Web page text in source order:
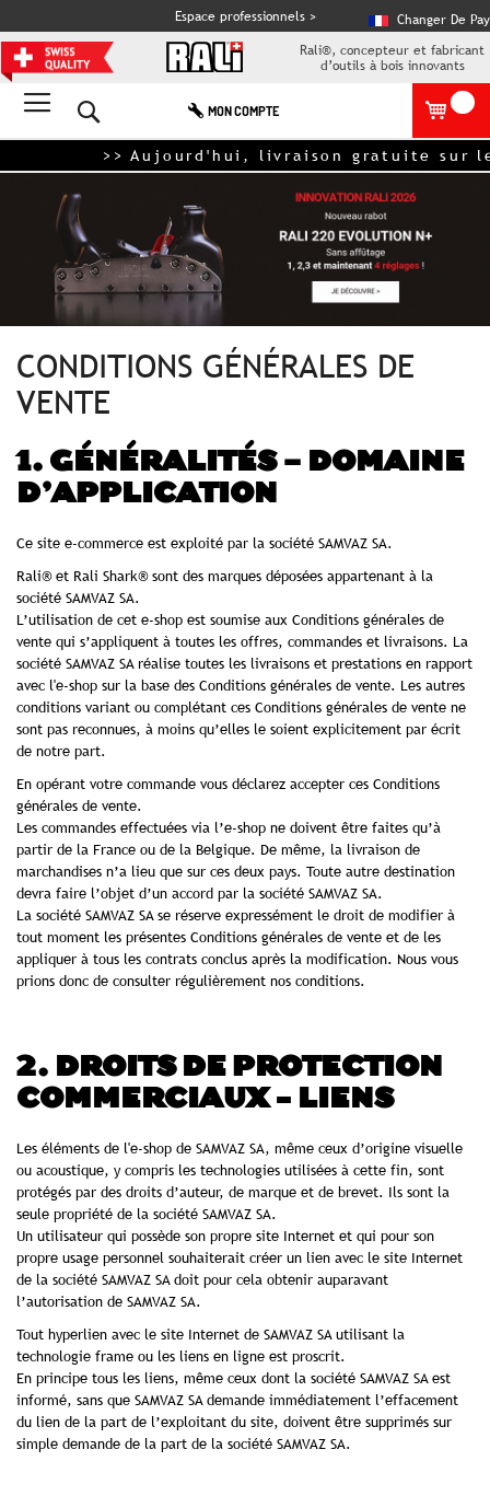
Espace professionnels >
Changer De
Rali®, concepteur et fabricant
d’outils à bois innovants
MON COMPTE
>> Aujourd'hui, livraison gratuite sur les
CONDITIONS GÉNÉRALES DE
VENTE
1. GÉNÉRALITÉS – DOMAINE
D’APPLICATION
Ce site e-commerce est exploité par la société SAMVAZ SA.
Rali® et Rali Shark® sont des marques déposées appartenant à la
société SAMVAZ SA.
L’utilisation de cet e-shop est soumise aux Conditions générales de
vente qui s’appliquent à toutes les offres, commandes et livraisons. La
société SAMVAZ SA réalise toutes les livraisons et prestations en rapport
avec l'e-shop sur la base des Conditions générales de vente. Les autres
conditions variant ou complétant ces Conditions générales de vente ne
sont pas reconnues, à moins qu’elles le soient explicitement par écrit
de notre part.
En opérant votre commande vous déclarez accepter ces Conditions
générales de vente.
Les commandes effectuées via l’e-shop ne doivent être faites qu’à
partir de la France ou de la Belgique. De même, la livraison de
marchandises n’a lieu que sur ces deux pays. Toute autre destination
devra faire l’objet d’un accord par la société SAMVAZ SA.
La société SAMVAZ SA se réserve expressément le droit de modifier à
tout moment les présentes Conditions générales de vente et de les
appliquer à tous les contrats conclus après la modification. Nous vous
prions donc de consulter régulièrement nos conditions.
2. DROITS DE PROTECTION
COMMERCIAUX - LIENS
Les éléments de l'e-shop de SAMVAZ SA, même ceux d’origine visuelle
ou acoustique, y compris les technologies utilisées à cette fin, sont
protégés par des droits d’auteur, de marque et de brevet. Ils sont la
seule propriété de la société SAMVAZ SA.
Un utilisateur qui possède son propre site Internet et qui pour son
propre usage personnel souhaiterait créer un lien avec le site Internet
de la société SAMVAZ SA doit pour cela obtenir auparavant
l’autorisation de SAMVAZ SA.
Tout hyperlien avec le site Internet de SAMVAZ SA utilisant la
technologie frame ou les liens en ligne est proscrit.
En principe tous les liens, même ceux dont la société SAMVAZ SA est
informé, sans que SAMVAZ SA demande immédiatement l’effacement
du lien de la part de l’exploitant du site, doivent être supprimés sur
simple demande de la part de la société SAMVAZ SA.